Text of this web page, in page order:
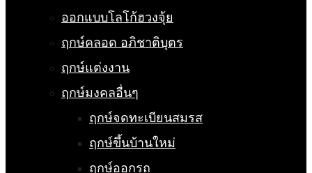
ออกแบบโลโก้ฮวงจุ้ย
ฤกษ์คลอด อภิชาติบุตร
ฤกษ์แต่งงาน
ฤกษ์มงคลอื่นๆ
ฤกษ์จดทะเบียนสมรส
ฤกษ์ขึ้นบ้านใหม่
ฤกษ์ออกรถ